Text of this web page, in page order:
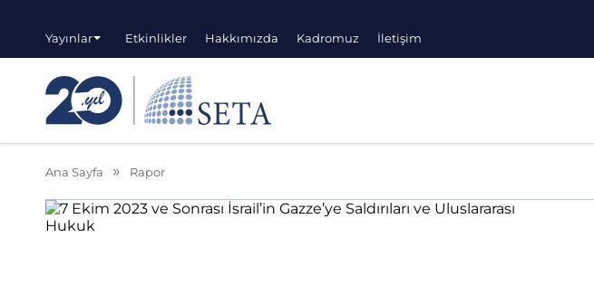
Yayınlar Etkinlikler Hakkımızda Kadromuz İletişim
Ana Sayfa Rapor